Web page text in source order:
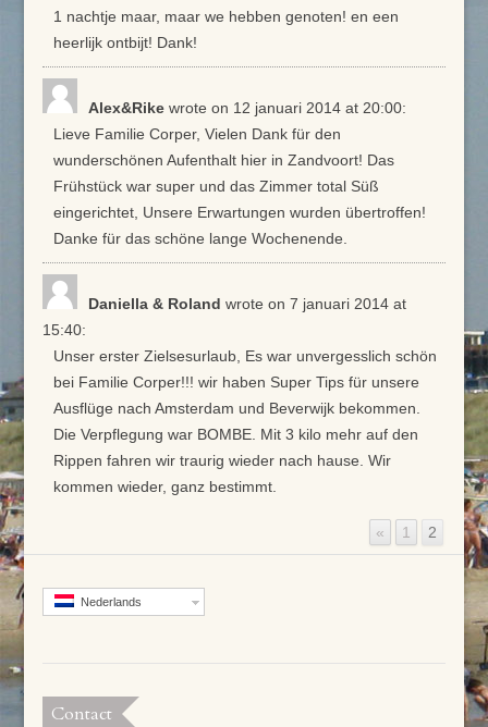
1 nachtje maar, maar we hebben genoten! en een
heerlijk ontbijt! Dank!
Alex&Rike wrote on 12 januari 2014at 20:00:
Lieve Familie Corper, Vielen Dank für den
wunderschönen Aufenthalt hier in Zandvoort! Das
Frühstück war super und das Zimmer total Süß
eingerichtet, Unsere Erwartungen wurden übertroffen!
Danke für das schöne lange Wochenende.
Daniella & Roland wrote on 7 januari 2014at
15:40:
Unser erster Zielsesurlaub, Es war unvergesslich schön
bei Familie Corper!!! wir haben Super Tips für unsere
Ausflüge nach Amsterdam und Beverwijk bekommen.
Die Verpflegung war BOMBE. Mit 3 kilo mehr auf den
Rippen fahren wir traurig wieder nach hause. Wir
kommen wieder, ganz bestimmt.
« 1 2
Nederlands
Contact